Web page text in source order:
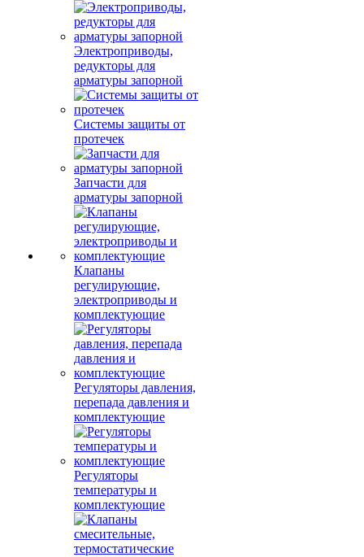
Электроприводы,
редукторы для
арматуры запорной
Системы защиты от
протечек
Запчасти для
арматуры запорной
Клапаны
регулирующие,
электроприводы и
комплектующие
Регуляторы давления,
перепада давления и
комплектующие
Регуляторы
температуры и
комплектующие